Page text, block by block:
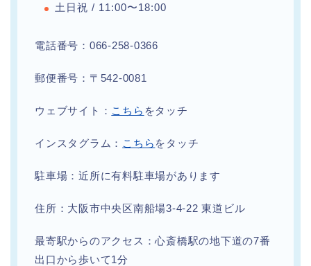
土日祝 / 11:00〜18:00
電話番号：066-258-0366
郵便番号：〒542-0081
ウェブサイト： こちら をタッチ
インスタグラム： こちら をタッチ
駐車場：近所に有料駐車場があります
住所：大阪市中央区南船場3-4-22 東道ビル
最寄駅からのアクセス：心斎橋駅の地下道の7番
出口から歩いて1分